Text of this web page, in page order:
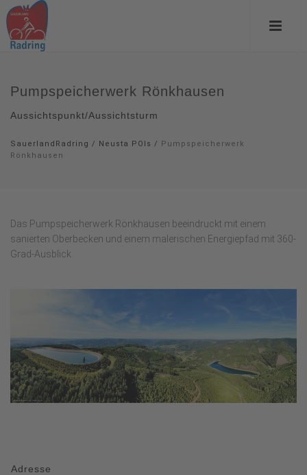
Pumpspeicherwerk Rönkhausen
Aussichtspunkt/Aussichtsturm
SauerlandRadring / Neusta POIs / Pumpspeicherwerk
Rönkhausen
Das Pumpspeicherwerk Rönkhausen beeindruckt mit einem
sanierten Oberbecken und einem malerischen Energiepfad mit 360-
Grad-Ausblick.
Adresse